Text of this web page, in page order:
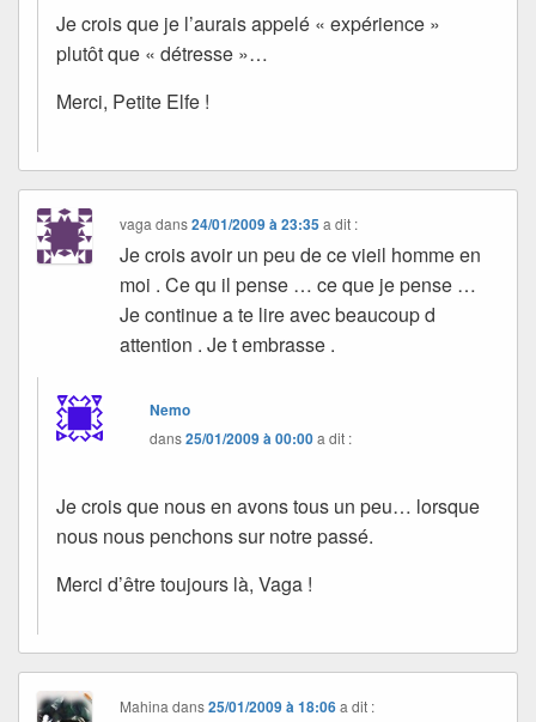
Je crois que je l’aurais appelé « expérience »
plutôt que « détresse »…
Merci, Petite Elfe !
vaga dans24/01/2009 à 23:35 a dit :
Je crois avoir un peu de ce vieil homme en
moi . Ce qu il pense … ce que je pense …
Je continue a te lire avec beaucoup d
attention . Je t embrasse .
Nemo
dans25/01/2009 à 00:00a dit :
Je crois que nous en avons tous un peu… lorsque
nous nous penchons sur notre passé.
Merci d’être toujours là, Vaga !
Mahina dans25/01/2009 à 18:06 a dit :